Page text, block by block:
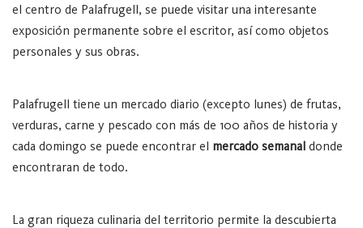
el centro de Palafrugell, se puede visitar una interesante
exposición permanente sobre el escritor, así como objetos
personales y sus obras.
Palafrugell tiene un mercado diario (excepto lunes) de frutas,
verduras, carne y pescado con más de 100 años de historia y
cada domingo se puede encontrar el mercado semanal donde
encontraran de todo.
La gran riqueza culinaria del territorio permite la descubierta